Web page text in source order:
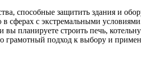
способные защитить здания и
сферах с экстремальными
планируете строить печь,
грамотный подход к выбору и